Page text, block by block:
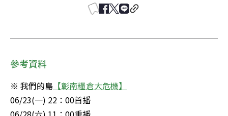
參考資料
※ 我們的島 【彰南糧倉大危機】
06/23(一) 22：00首播